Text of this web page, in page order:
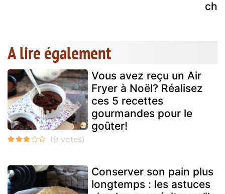
A lire également
Vous avez reçu un Air
Fryer à Noël? Réalisez
ces 5 recettes
gourmandes pour le
goûter!
Conserver son pain plus
longtemps : les astuces